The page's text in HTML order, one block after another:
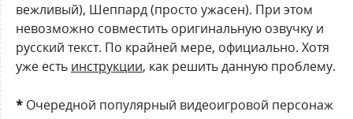
вежливый), Шеппард (просто ужасен). При этом
невозможно совместить оригинальную озвучку и
русский текст. По крайней мере, официально. Хотя
уже есть инструкции, как решить данную проблему.
* Очередной популярный видеоигровой персонаж